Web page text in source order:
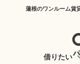
蓮根のワンルーム賃
借りたい